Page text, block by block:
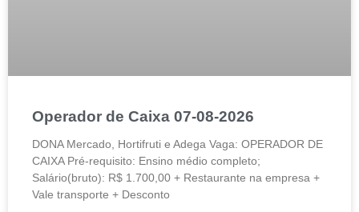
Operador de Caixa 07-08-2026
DONA Mercado, Hortifruti e Adega Vaga: OPERADOR DE
CAIXA Pré-requisito: Ensino médio completo;
Salário(bruto): R$ 1.700,00 + Restaurante na empresa +
Vale transporte + Desconto